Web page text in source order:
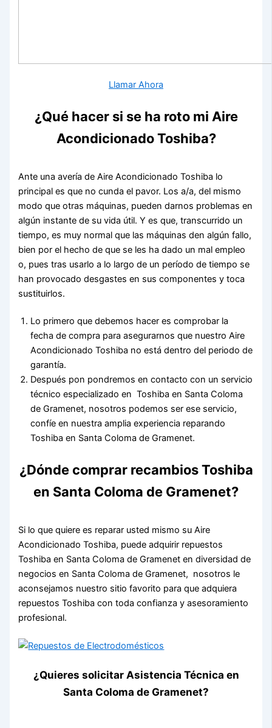
Llamar Ahora
¿Qué hacer si se ha roto mi Aire
Acondicionado Toshiba?
Ante una avería de Aire Acondicionado Toshiba lo
principal es que no cunda el pavor. Los a/a, del mismo
modo que otras máquinas, pueden darnos problemas en
algún instante de su vida útil. Y es que, transcurrido un
tiempo, es muy normal que las máquinas den algún fallo,
bien por el hecho de que se les ha dado un mal empleo
o, pues tras usarlo a lo largo de un período de tiempo se
han provocado desgastes en sus componentes y toca
sustituirlos.
Lo primero que debemos hacer es comprobar la
fecha de compra para asegurarnos que nuestro Aire
Acondicionado Toshiba no está dentro del periodo de
garantía.
Después pon pondremos en contacto con un servicio
técnico especializado en Toshiba en Santa Coloma
de Gramenet, nosotros podemos ser ese servicio,
confíe en nuestra amplia experiencia reparando
Toshiba en Santa Coloma de Gramenet.
¿Dónde comprar recambios Toshiba
en Santa Coloma de Gramenet?
Si lo que quiere es reparar usted mismo su Aire
Acondicionado Toshiba, puede adquirir repuestos
Toshiba en Santa Coloma de Gramenet en diversidad de
negocios en Santa Coloma de Gramenet, nosotros le
aconsejamos nuestro sitio favorito para que adquiera
repuestos Toshiba con toda confianza y asesoramiento
profesional.
¿Quieres solicitar Asistencia Técnica en
Santa Coloma de Gramenet?